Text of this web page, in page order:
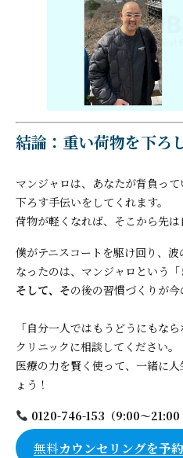
結論：重い荷物を下ろ
マンジャロは、あなたが背負っ
下ろす手伝いをしてくれます。
荷物が軽くなれば、そこから先は
僕がテニスコートを駆け回り、
なったのは、マンジャロという
そして、その後の習慣づくりが今
「自分一人ではもうどうにもな
クリニックに相談してください。
医療の力を賢く使って、一緒に
ょう！
0120-746-153（9:00〜21:00
無料カウンセリングを予